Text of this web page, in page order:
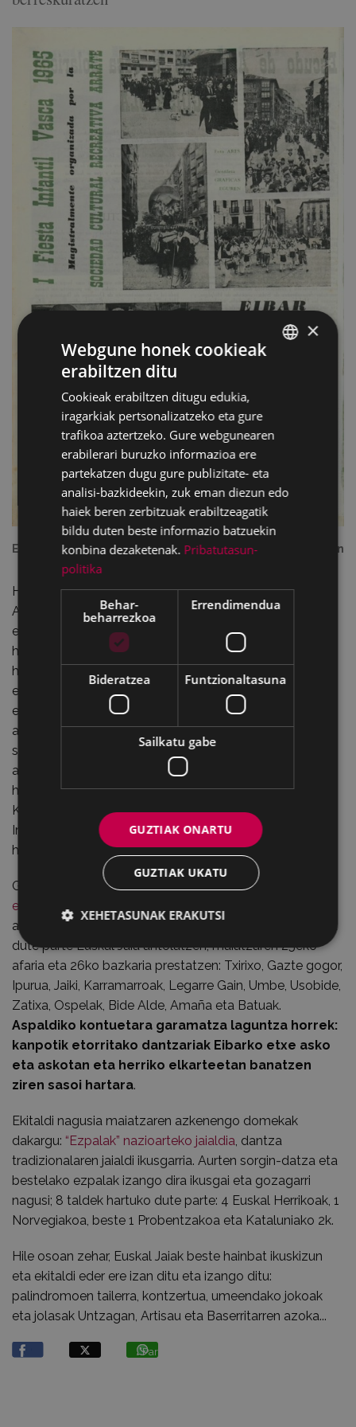
Eibar aldizkariaren azala 1965eko Euskal Jaiaren inguruan
Hala da: 48 urte igaro dira 1965ean, “Sociedad Cultural
Arrate”ren magalean, “I. Fiesta Vasca Infantil” izenarekin
egiten hasi zenetik. Egun bakar batekoa izan zen urte
hartako dantzarien eta karrozen desfile ikusgarri hura,
herri osoa liluratuta utzi zuena. Bigarrenak, 66koak, lau
egun hartu zituen eta maiatzaren 19an hasi zen
euskarazko diskoen eta liburuen azoka zabalduta;
arratsaldean umeen ipuin sariketaren epaia eman eta
sariak banatu ziren. Hilaren 22an eman zitzaion amaiera
aurreko urtekoak izan zuen arrakastaren marka guztiak
hautsita. 1967koa, maiatzaren 4tik 7ra izan zen; 6an
Kulturalean egindako jaialdian Julian Lekuona, Lourdes
Iriondo, Xabier Lete, Benito Lertxundi eta Zarauzko
haurrak izan ziren.
Gaurko egunera bueltatuta,
ekitaldi ugari ditu aurtengo
edizioak
aspaldiko partez, herriko 13 elkarte gastronomikok hartu
dute parte Euskal Jaia antolatzen, maiatzaren 25eko
afaria eta 26ko bazkaria prestatzen: Txirixo, Gazte gogor,
Ipurua, Jaiki, Karramarroak, Legarre Gain, Umbe, Usobide,
Zatixa, Ospelak, Bide Alde, Amaña eta Batuak.
Aspaldiko kontuetara garamatza laguntza horrek:
kanpotik etorritako dantzariak Eibarko etxe asko
eta askotan eta herriko elkarteetan banatzen
ziren sasoi hartara.
Ekitaldi nagusia maiatzaren azkenengo domekak
dakargu: “Ezpalak” nazioarteko jaialdia , dantza
tradizionalaren jaialdi ikusgarria. Aurten sorgin-datza eta
bestelako ezpalak izango dira ikusgai eta gozagarri
nagusi; 8 taldek hartuko dute parte: 4 Euskal Herrikoak, 1
Norvegiakoa, beste 1 Probentzakoa eta Kataluniako 2k.
Hile osoan zehar, Euskal Jaiak beste hainbat ikuskizun
eta ekitaldi eder ere izan ditu eta izango ditu:
palindromoen tailerra, kontzertua, umeendako jokoak
eta jolasak Untzagan, Artisau eta Baserritarren azoka...
Partekatu
×
Webgune honek cookieak
erabiltzen ditu
Cookieak erabiltzen ditugu edukia,
iragarkiak pertsonalizatzeko eta gure
trafikoa aztertzeko. Gure webgunearen
erabilerari buruzko informazioa ere
partekatzen dugu gure publizitate- eta
analisi-bazkideekin, zuk eman diezun edo
haiek beren zerbitzuak erabiltzeagatik
bildu duten beste informazio batzuekin
konbina dezaketenak. Pribatutasun-
politika
Behar-
beharrezkoa
Errendimendua
Bideratzea Funtzionaltasuna
Sailkatu gabe
GUZTIAK ONARTU
GUZTIAK UKATU
XEHETASUNAK ERAKUTSI